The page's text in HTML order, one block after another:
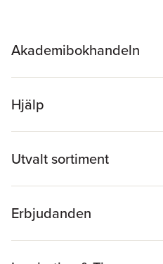
Akademibokhandeln
Hjälp
Utvalt sortiment
Erbjudanden